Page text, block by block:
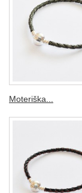
Moteriška...